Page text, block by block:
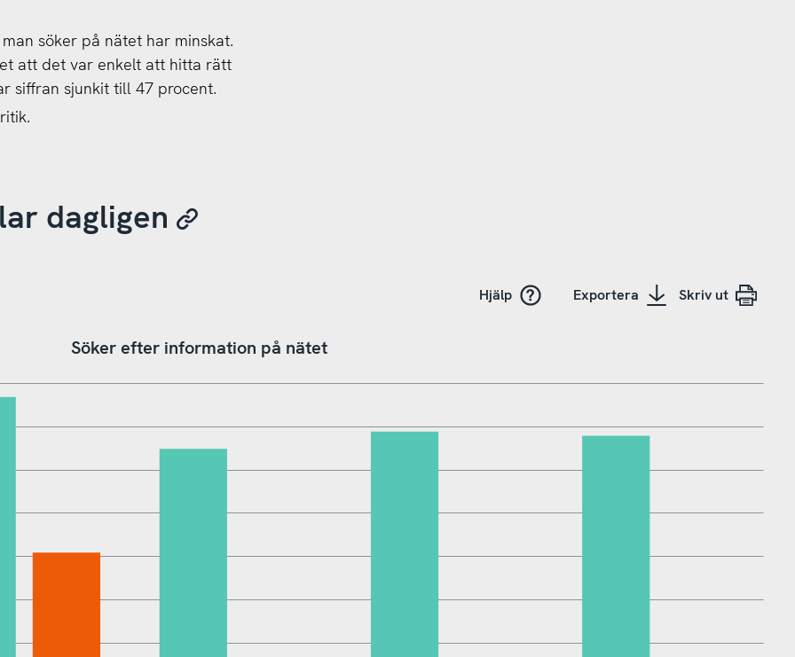
söker på nätet har minskat.
att det var enkelt att hitta rätt
siffran sjunkit till 47 procent.
dagligen
Hjälp Exportera Skriv ut
Söker efter information på nätet